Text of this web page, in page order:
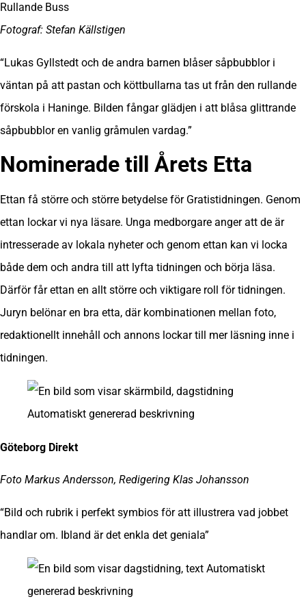
Rullande Buss
Fotograf: Stefan Källstigen
“Lukas Gyllstedt och de andra barnen blåser såpbubblor i
väntan på att pastan och köttbullarna tas ut från den rullande
förskola i Haninge. Bilden fångar glädjen i att blåsa glittrande
såpbubblor en vanlig gråmulen vardag.”
Nominerade till Årets Etta
Ettan få större och större betydelse för Gratistidningen. Genom
ettan lockar vi nya läsare. Unga medborgare anger att de är
intresserade av lokala nyheter och genom ettan kan vi locka
både dem och andra till att lyfta tidningen och börja läsa.
Därför får ettan en allt större och viktigare roll för tidningen.
Juryn belönar en bra etta, där kombinationen mellan foto,
redaktionellt innehåll och annons lockar till mer läsning inne i
tidningen.
Göteborg Direkt
Foto Markus Andersson, Redigering Klas Johansson
“Bild och rubrik i perfekt symbios för att illustrera vad jobbet
handlar om. Ibland är det enkla det geniala”